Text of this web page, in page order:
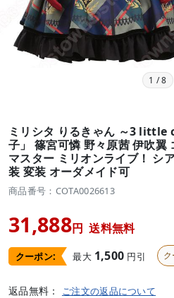
1 /8
ミリシタ りるきゃん ～3 little
子」 篠宮可憐 野々原茜 伊吹翼
マスター ミリオンライブ！ シ
装 変装 オーダメイド可
商品番号：COTA0026613
31,888円 送料無料
クーポン: 最大 1,500 円引
返品無料： ご注文の返品について